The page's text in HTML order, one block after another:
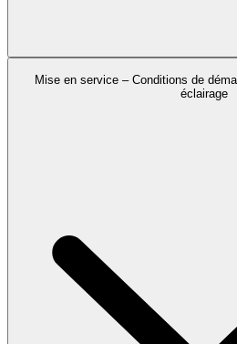
Nos électriciens qualifiés assurent une
normes de sécurité et parfaitement
Mise en service – Conditions de
éclairage